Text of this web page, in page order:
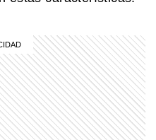
de amor que Guadalupe
esposa, le escribió luego
sueca de los pepinos, los
la electricidad